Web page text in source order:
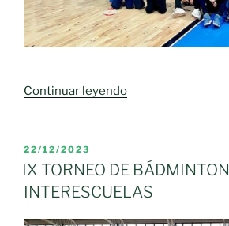
Continuar leyendo«XI
INTERESCUELAS»
PUBLICADO
EL
22/12/2023
IX TORNEO DE BÁDMINTON
INTERESCUELAS